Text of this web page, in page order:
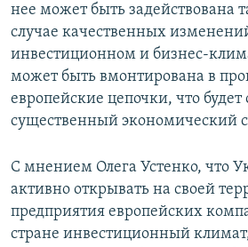
нее может быть задействована
случае качественных
инвестиционном и бизнес-
может быть вмонтирована в
европейские цепочки, что будет
существенный экономический
С мнением Олега Устенко, что
активно открывать на своей
предприятия европейских
стране инвестиционный